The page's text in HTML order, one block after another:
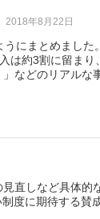
2018年8月22日
にまとめました。
は約3割に留まり、
」などのリアルな
直しなど具体的
度に期待する賛